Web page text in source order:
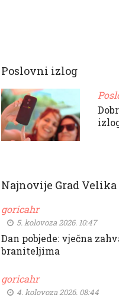
Poslovni izlog
Najnovije Grad Velika
goricahr
5. kolovoza 2026. 10:47
Dan pobjede: vječna
braniteljima
goricahr
4. kolovoza 2026. 08:44